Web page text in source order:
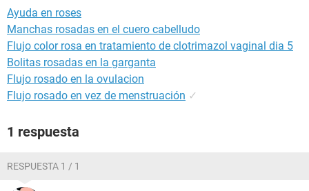
Ayuda en roses
Manchas rosadas en el cuero cabelludo
Flujo color rosa en tratamiento de clotrimazol vaginal dia 5
Bolitas rosadas en la garganta
Flujo rosado en la ovulacion
Flujo rosado en vez de menstruación ✓
1 respuesta
RESPUESTA 1 / 1